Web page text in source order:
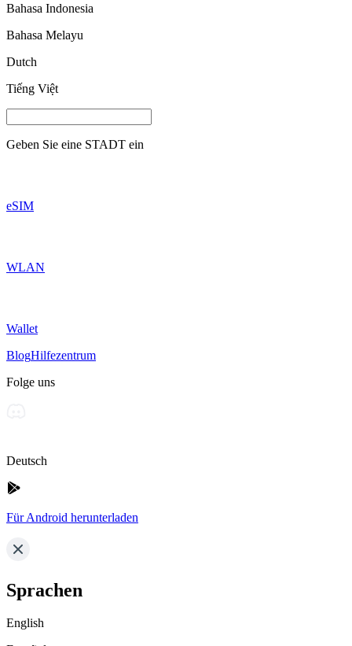
Bahasa Indonesia
Bahasa Melayu
Dutch
Tiếng Việt
Geben Sie eine STADT ein
eSIM
WLAN
Wallet
BlogHilfezentrum
Folge uns
Deutsch
Für Android herunterladen
Sprachen
English